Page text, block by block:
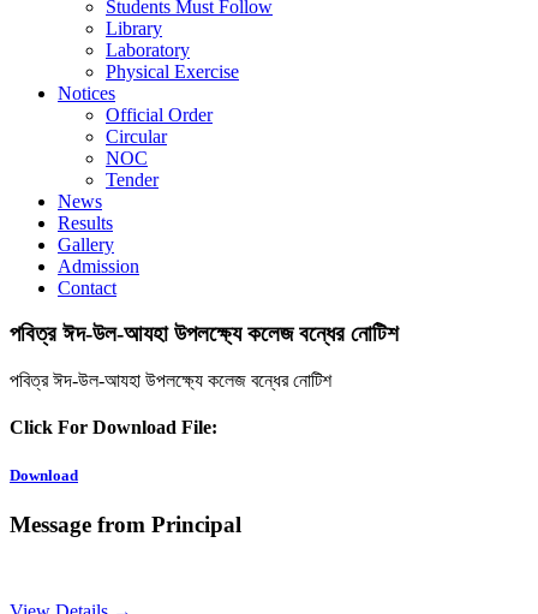
Students Must Follow
Library
Laboratory
Physical Exercise
Notices
Official Order
Circular
NOC
Tender
News
Results
Gallery
Admission
Contact
পবিত্র ঈদ-উল-আযহা উপলক্ষ্যে কলেজ বন্ধের নোটিশ
পবিত্র ঈদ-উল-আযহা উপলক্ষ্যে কলেজ বন্ধের নোটিশ
Click For Download File:
Download
Message from Principal